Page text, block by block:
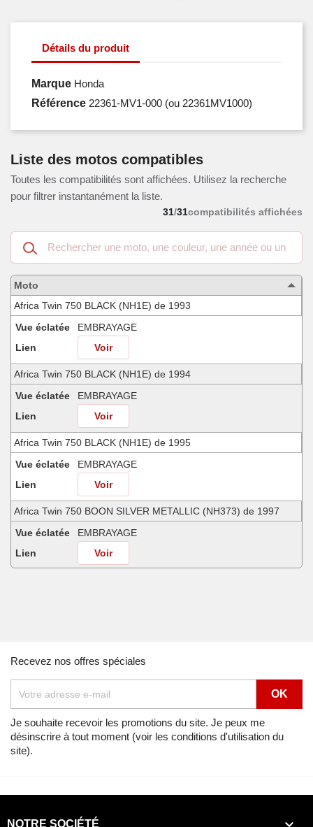
Détails du produit
Marque Honda
Référence 22361-MV1-000 (ou 22361MV1000)
Liste des motos compatibles
Toutes les compatibilités sont affichées. Utilisez la recherche
pour filtrer instantanément la liste.
31/31compatibilités affichées
Recherche
dans
les
motos
compatibles
Moto
Africa Twin 750 BLACK (NH1E) de 1993
Vue éclatée
EMBRAYAGE
Lien
Voir
Africa Twin 750 BLACK (NH1E) de 1994
Vue éclatée
EMBRAYAGE
Lien
Voir
Africa Twin 750 BLACK (NH1E) de 1995
Vue éclatée
EMBRAYAGE
Lien
Voir
Africa Twin 750 BOON SILVER METALLIC (NH373) de 1997
Vue éclatée
EMBRAYAGE
Lien
Voir
EMBRAYAGE
Lien
Voir
Africa Twin 750 NOIR (NH1) de 1996
Vue éclatée
EMBRAYAGE
Lien
Recevez nos offres spéciales
Je souhaite recevoir les promotions du site. Je peux me
désinscrire à tout moment (voir les conditions d'utilisation du
site).
NOTRE SOCIÉTÉ